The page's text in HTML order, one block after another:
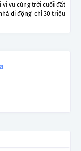
vi vu cùng trời cuối đất
di động' chỉ 30 triệu